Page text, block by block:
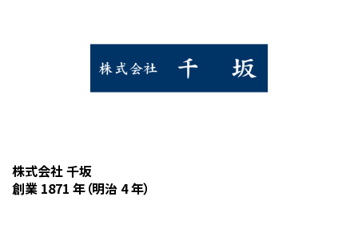
株式会社 千坂
創業 1871 年（明治 4 年）